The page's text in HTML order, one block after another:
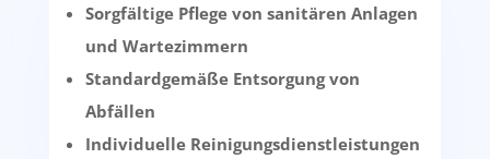
Sorgfältige Pflege von sanitären Anlagen
und Wartezimmern
Standardgemäße Entsorgung von
Abfällen
Individuelle Reinigungsdienstleistungen